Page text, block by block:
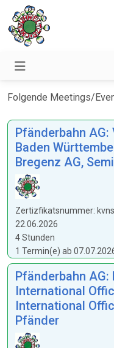
Folgende Meetings/
Pfänderbahn
Baden
Bregenz AG,
Zertizfikatsnummer:
22.06.2026
4 Stunden
1 Termin(e) ab
Pfänderbahn AG:
International
International
Pfänder